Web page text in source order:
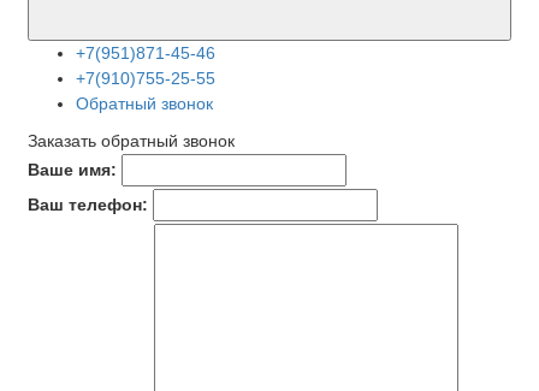
+7(951)871-45-46
+7(910)755-25-55
Обратный звонок
Заказать обратный звонок
Ваше имя:
Ваш телефон: